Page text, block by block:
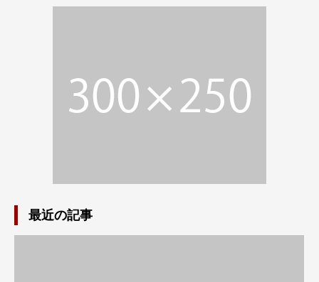
最近の記事